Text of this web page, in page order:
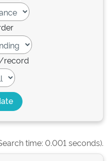
record
time: 0.001 seconds).